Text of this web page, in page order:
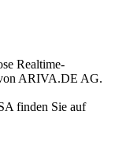
Realtime-
ARIVA.DE AG.
finden Sie auf